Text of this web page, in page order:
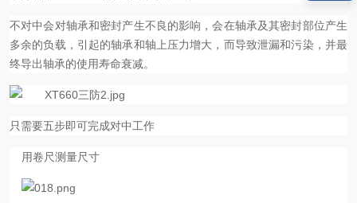
不对中会对轴承和密封产生不良的影响，会在轴承及其密封部位产生
多余的负载，引起的轴承和轴上压力增大，而导致泄漏和污染，并最
终导出轴承的使用寿命衰减。
只需要五步即可完成对中工作
用卷尺测量尺寸